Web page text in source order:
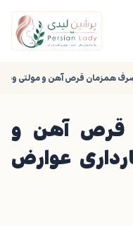
همزمان قرص آهن و مولتی
قرص آهن و
عوارض